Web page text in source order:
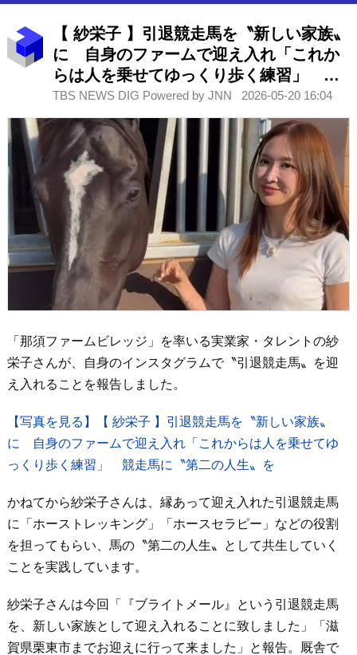
【 紗栄子 】引退競走馬を〝新しい家族〟
に 自身のファームで迎え入れ「これか
らは人を乗せてゆっくり歩く練習」 競
走馬に〝第二の人生〟を
TBS NEWS DIG Powered by JNN 2026-05-20 16:04
「那須ファームビレッジ」を率いる実業家・タレントの紗
栄子さんが、自身のインスタグラムで〝引退競走馬〟を迎
え入れることを報告しました。
【写真を見る】【 紗栄子 】引退競走馬を〝新しい家族〟
に 自身のファームで迎え入れ「これからは人を乗せてゆ
っくり歩く練習」 競走馬に〝第二の人生〟を
かねてから紗栄子さんは、縁あって迎え入れた引退競走馬
に「ホーストレッキング」「ホースセラピー」などの役割
を担ってもらい、馬の〝第二の人生〟として共生していく
ことを実践しています。
紗栄子さんは今回「『ブライトメール』という引退競走馬
を、新しい家族として迎え入れることに致しました」「滋
賀県栗東市までお迎えに行って来ました」と報告。厩舎で